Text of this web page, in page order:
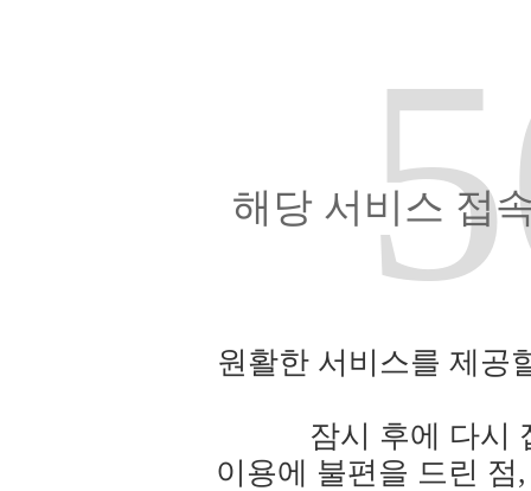
해당 서비스 접
원활한 서비스를 제공
잠시 후에 다시
이용에 불편을 드린